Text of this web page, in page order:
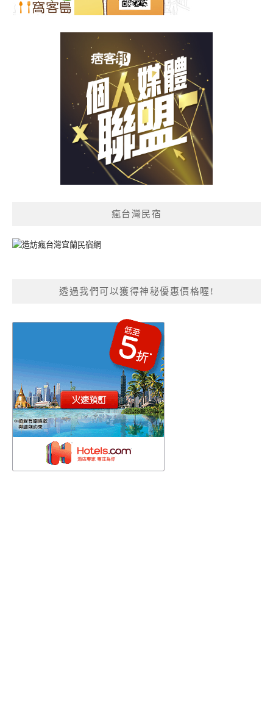
瘋台灣民宿
透過我們可以獲得神秘優惠價格喔!